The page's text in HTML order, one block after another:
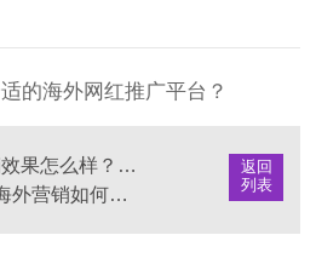
的海外网红推广平台？
返回
列表
国外网红营销效果怎么样？你不可忽视的海外推广策略
曝光≠转化！海外营销如何提升转化率？